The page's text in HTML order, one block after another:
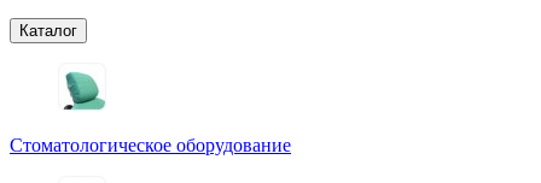
Каталог
Стоматологическое оборудование